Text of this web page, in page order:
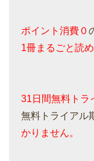
ポイント消費０
1冊まるごと読
31日間無料トラ
無料トライアル
かりません。